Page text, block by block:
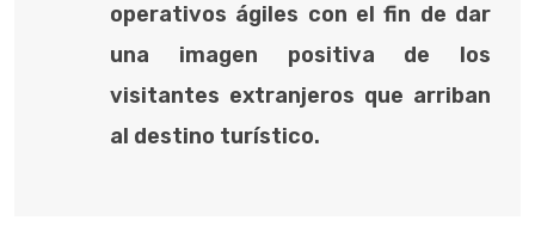
operativos ágiles con el fin de dar
una imagen positiva de los
visitantes extranjeros que arriban
al destino turístico.